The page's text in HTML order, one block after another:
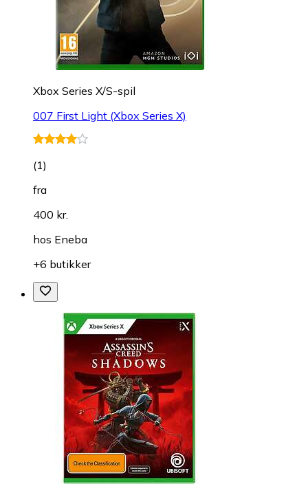
Xbox Series X/S-spil
007 First Light (Xbox Series X)
(1)
fra
400 kr.
hos Eneba
+6 butikker